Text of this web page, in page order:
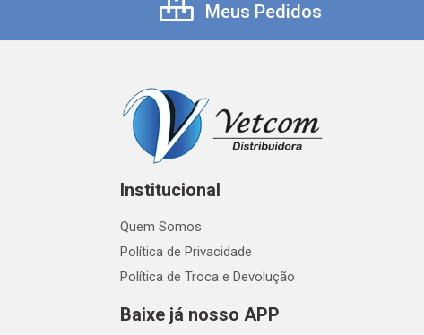
Meus Pedidos
Institucional
Quem Somos
Política de Privacidade
Política de Troca e Devolução
Baixe já nosso APP